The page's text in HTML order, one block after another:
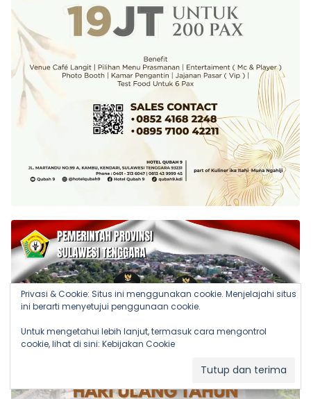
Privasi & Cookie: Situs ini menggunakan cookie. Menjelajahi situs
ini berarti menyetujui penggunaan cookie.
Untuk mengetahui lebih lanjut, termasuk cara mengontrol
cookie, lihat di sini: Kebijakan Cookie